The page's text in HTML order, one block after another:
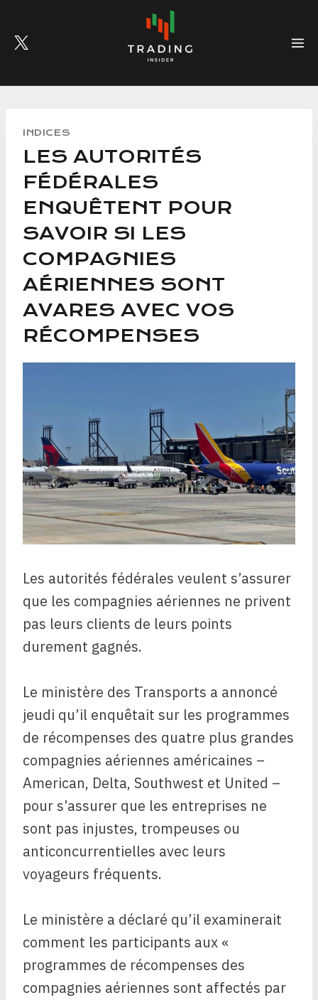
content
INDICES
LES AUTORITÉS
FÉDÉRALES
ENQUÊTENT POUR
SAVOIR SI LES
COMPAGNIES
AÉRIENNES SONT
AVARES AVEC VOS
RÉCOMPENSES
Les autorités fédérales veulent s’assurer
que les compagnies aériennes ne privent
pas leurs clients de leurs points
durement gagnés.
Le ministère des Transports a annoncé
jeudi qu’il enquêtait sur les programmes
de récompenses des quatre plus grandes
compagnies aériennes américaines –
American, Delta, Southwest et United –
pour s’assurer que les entreprises ne
sont pas injustes, trompeuses ou
anticoncurrentielles avec leurs
voyageurs fréquents.
Le ministère a déclaré qu’il examinerait
comment les participants aux «
programmes de récompenses des
compagnies aériennes sont affectés par